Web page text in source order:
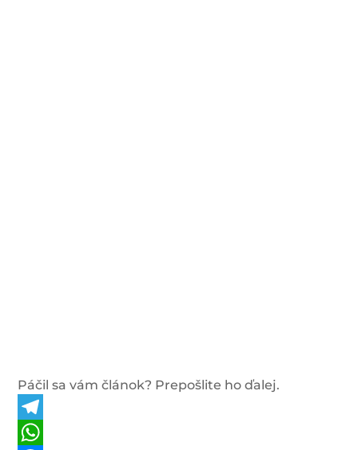
Páčil sa vám článok? Prepošlite ho ďalej.
Telegram